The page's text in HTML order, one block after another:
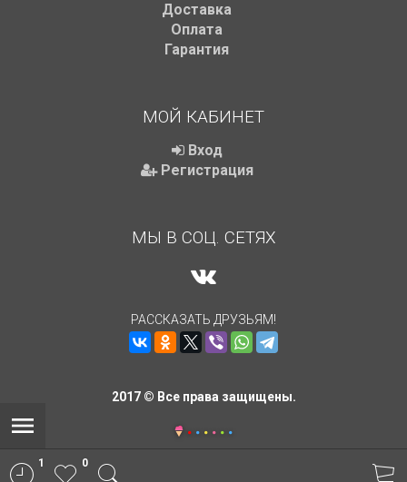
Доставка
Оплата
Гарантия
МОЙ КАБИНЕТ
Вход
Регистрация
МЫ В СОЦ. СЕТЯХ
РАССКАЗАТЬ ДРУЗЬЯМ!
2017 © Все права защищены.
1 0